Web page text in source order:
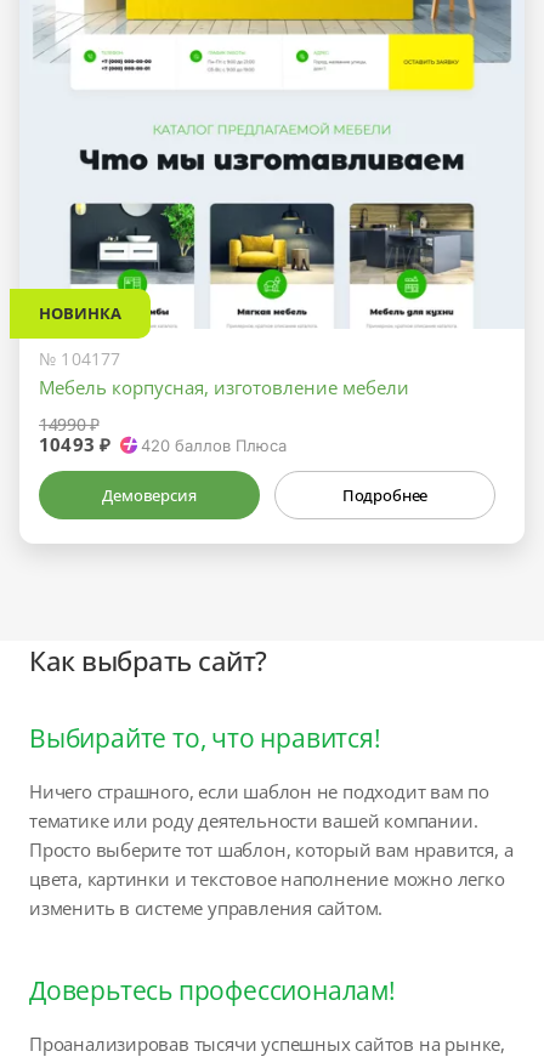
НОВИНКА
№ 104177
Мебель корпусная, изготовление мебели
14990 ₽
10493 ₽ 420 баллов Плюса
Демоверсия Подробнее
Как выбрать сайт?
Выбирайте то, что нравится!
Ничего страшного, если шаблон не подходит вам по
тематике или роду деятельности вашей компании.
Просто выберите тот шаблон, который вам нравится, а
цвета, картинки и текстовое наполнение можно легко
изменить в системе управления сайтом.
Доверьтесь профессионалам!
Проанализировав тысячи успешных сайтов на рынке,